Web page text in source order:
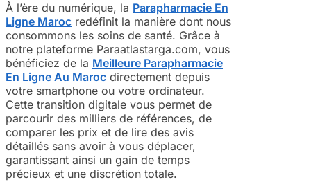
À l’ère du numérique, la Parapharmacie En
Ligne Maroc redéfinit la manière dont nous
consommons les soins de santé. Grâce à
notre plateforme Paraatlastarga.com, vous
bénéficiez de la Meilleure Parapharmacie
En Ligne Au Maroc directement depuis
votre smartphone ou votre ordinateur.
Cette transition digitale vous permet de
parcourir des milliers de références, de
comparer les prix et de lire des avis
détaillés sans avoir à vous déplacer,
garantissant ainsi un gain de temps
précieux et une discrétion totale.